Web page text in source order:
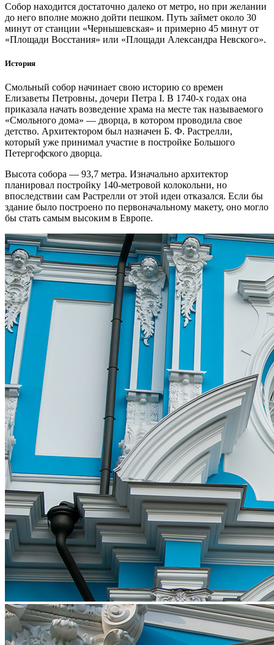
Собор находится достаточно далеко от метро, но при желании
до него вполне можно дойти пешком. Путь займет около 30
минут от станции «Чернышевская» и примерно 45 минут от
«Площади Восстания» или «Площади Александра Невского».
История
Смольный собор начинает свою историю со времен
Елизаветы Петровны, дочери Петра I. В 1740-х годах она
приказала начать возведение храма на месте так называемого
«Смольного дома» — дворца, в котором проводила свое
детство. Архитектором был назначен Б. Ф. Растрелли,
который уже принимал участие в постройке Большого
Петергофского дворца.
Высота собора — 93,7 метра. Изначально архитектор
планировал постройку 140-метровой колокольни, но
впоследствии сам Растрелли от этой идеи отказался. Если бы
здание было построено по первоначальному макету, оно могло
бы стать самым высоким в Европе.